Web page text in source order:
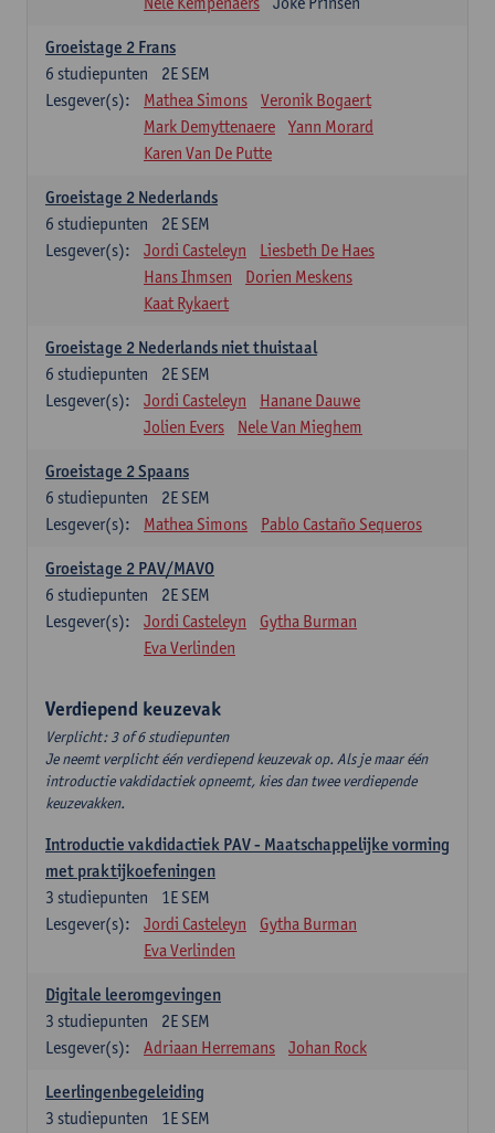
Groeistage 2 Frans
2E SEM
6 studiepunten
Lesgever(s):
Mathea Simons
Veronik Bogaert
Mark Demyttenaere
Yann Morard
Karen Van De Putte
Groeistage 2 Nederlands
2E SEM
6 studiepunten
Lesgever(s):
Jordi Casteleyn
Liesbeth De Haes
Hans Ihmsen
Dorien Meskens
Kaat Rykaert
Groeistage 2 Nederlands niet thuistaal
2E SEM
6 studiepunten
Lesgever(s):
Jordi Casteleyn
Hanane Dauwe
Jolien Evers
Nele Van Mieghem
Groeistage 2 Spaans
2E SEM
6 studiepunten
Lesgever(s):
Mathea Simons Pablo Castaño Sequeros
Groeistage 2 PAV/MAVO
2E SEM
6 studiepunten
Lesgever(s):
Jordi Casteleyn
Gytha Burman
Eva Verlinden
Verdiepend keuzevak
Verplicht: 3 of 6 studiepunten
Je neemt verplicht één verdiepend keuzevak op. Als je maar één
introductie vakdidactiek opneemt, kies dan twee verdiepende
keuzevakken.
Introductie vakdidactiek PAV - Maatschappelijke vorming
met praktijkoefeningen
1E SEM
3 studiepunten
Lesgever(s):
Jordi Casteleyn
Gytha Burman
Eva Verlinden
Digitale leeromgevingen
2E SEM
3 studiepunten
Lesgever(s):
Adriaan Herremans Johan Rock
Leerlingenbegeleiding
1E SEM
3 studiepunten